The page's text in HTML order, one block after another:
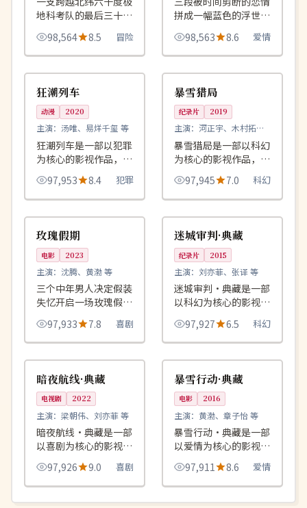
地科考队的最后三十天
日记，记录了人类目击
的最长一次极光。
98,564 8.5 冒险
拼成一幅蓝色的浮世
绘，每一段都缺少一个
解释。
98,563 8.6 爱情
日本
99:53
狂潮列车
动漫 2020
主演： 汤唯、易烊千玺 等
狂潮列车是一部以犯罪
为核心的影视作品，围
绕危机、反转与人物成
长展开，整体节奏紧
凑，值得推荐观看。
97,953 8.4 犯罪
中国
96:54
暴雪猎局
纪录片 2019
主演： 河正宇、木村拓哉
等
暴雪猎局是一部以科幻
为核心的影视作品，围
绕危机、反转与人物成
长展开，整体节奏紧
凑，值得推荐观看。
97,945 7.0 科幻
中国
4K 99:29
玫瑰假期
电影 2023
主演： 沈腾、黄渤 等
三个中年男人决定假装
失忆开启一场玫瑰假
期，结果意外卷入一桩
跨国走私案。
97,933 7.8 喜剧
英国
高分 99:45
迷城审判·典藏
纪录片 2015
主演： 刘亦菲、张译 等
迷城审判·典藏是一部
以科幻为核心的影视作
品，围绕危机、反转与
人物成长展开，整体节
奏紧凑，值得推荐观
看。
97,927 6.5 科幻
中国
99:53
暗夜航线·典藏
电视剧 2022
主演： 梁朝伟、刘亦菲 等
暗夜航线·典藏是一部
以喜剧为核心的影视作
品，围绕危机、反转与
人物成长展开，整体节
奏紧凑，值得推荐观
看。
97,926 9.0 喜剧
韩国
99:53
暴雪行动·典藏
电影 2016
主演： 黄渤、章子怡 等
暴雪行动·典藏是一部
以爱情为核心的影视作
品，围绕危机、反转与
人物成长展开，整体节
奏紧凑，值得推荐观
看。
97,911 8.6 爱情